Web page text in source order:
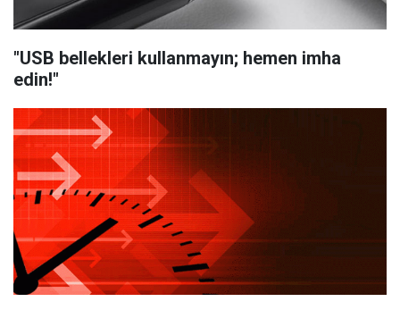
"USB bellekleri kullanmayın; hemen imha
edin!"